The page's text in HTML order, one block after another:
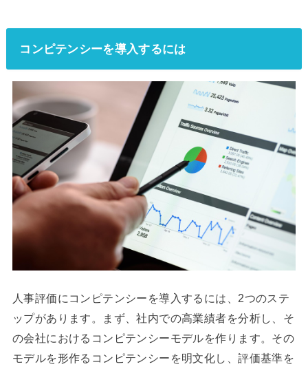
コンピテンシーを導入するには
人事評価にコンピテンシーを導入するには、2つのステ
ップがあります。まず、社内での高業績者を分析し、そ
の会社におけるコンピテンシーモデルを作ります。その
モデルを形作るコンピテンシーを明文化し、評価基準を